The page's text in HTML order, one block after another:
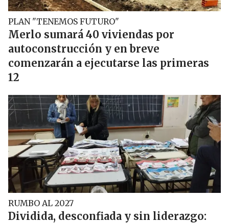
PLAN "TENEMOS FUTURO"
Merlo sumará 40 viviendas por
autoconstrucción y en breve
comenzarán a ejecutarse las primeras
12
RUMBO AL 2027
Dividida, desconfiada y sin liderazgo: